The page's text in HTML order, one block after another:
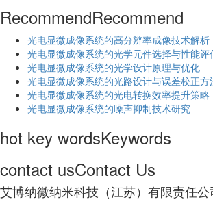
RecommendRecommend
光电显微成像系统的高分辨率成像技术解析
光电显微成像系统的光学元件选择与性能评
光电显微成像系统的光学设计原理与优化
光电显微成像系统的光路设计与误差校正方
光电显微成像系统的光电转换效率提升策略
光电显微成像系统的噪声抑制技术研究
hot key wordsKeywords
contact usContact Us
艾博纳微纳米科技（江苏）有限责任公